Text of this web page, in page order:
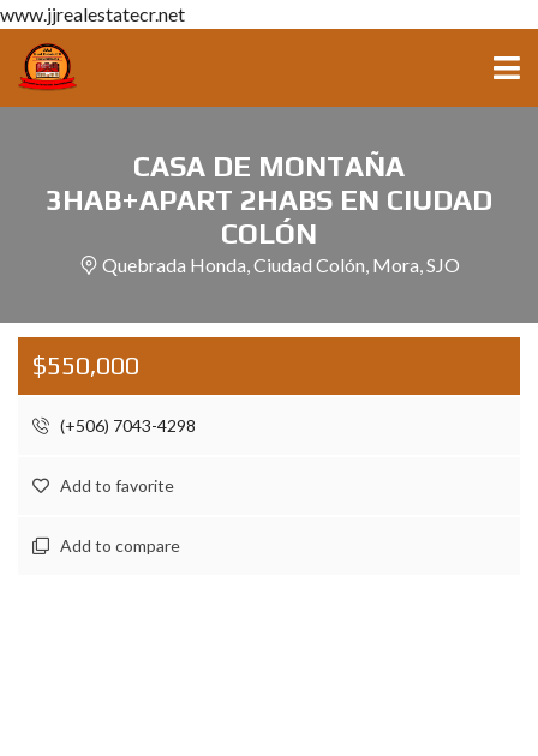
www.jjrealestatecr.net
CASA DE MONTAÑA
3HAB+APART 2HABS EN CIUDAD
COLÓN
Quebrada Honda, Ciudad Colón, Mora, SJO
$550,000
(+506) 7043-4298
Add to favorite
Add to compare